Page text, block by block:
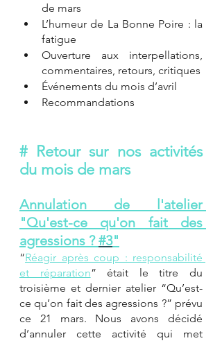
de mars
L’humeur de La Bonne Poire : la
fatigue
Ouverture aux interpellations,
commentaires, retours, critiques
Événements du mois d’avril
Recommandations
# Retour sur nos activités
du mois de mars
Annulation de l'atelier
"Qu'est-ce qu'on fait des
agressions ? #3"
“Réagir après coup : responsabilité
et réparation” était le titre du
troisième et dernier atelier “Qu’est-
ce qu’on fait des agressions ?” prévu
ce 21 mars. Nous avons décidé
d’annuler cette activité qui met